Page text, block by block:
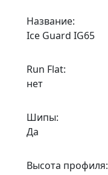
Название:
Ice Guard IG65
Run Flat:
нет
Шипы:
Да
Высота профиля: